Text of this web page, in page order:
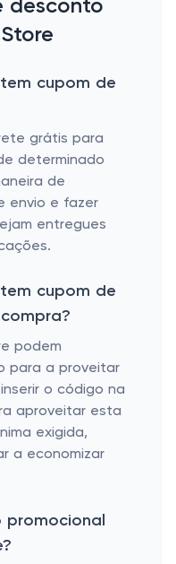
desconto
cupom de
grátis para
determinado
de
envio e fazer
entregues
cupom de
podem
para a proveitar
o código na
aproveitar esta
exigida,
a economizar
promocional